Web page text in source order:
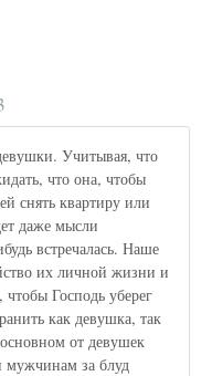
Учитывая, что
что она, чтобы
снять квартиру или
даже мысли
встречалась. Наше
их личной жизни и
Господь уберег
как девушка, так
от девушек
мужчинам за блуд